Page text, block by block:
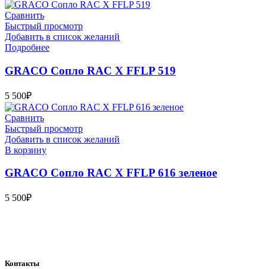
Сравнить
Быстрый просмотр
Добавить в список желаний
Подробнее
GRACO Сопло RAC X FFLP 519
5 500₽
Сравнить
Быстрый просмотр
Добавить в список желаний
В корзину
GRACO Сопло RAC X FFLP 616 зеленое
5 500₽
Контакты